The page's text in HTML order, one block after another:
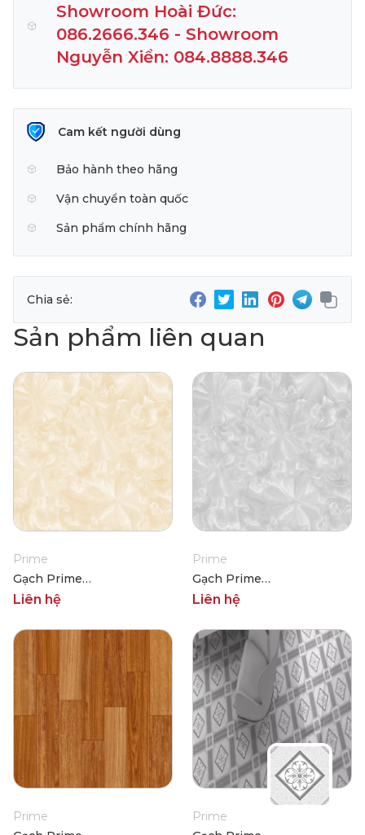
Showroom Hoài Đức:
086.2666.346 - Showroom
Nguyễn Xiển: 084.8888.346
Cam kết người dùng
Bảo hành theo hãng
Vận chuyển toàn quốc
Sản phẩm chính hãng
Chia sẻ:
Sản phẩm liên quan
Prime
Gạch Prime
01.400400.02326
Liên hệ
Prime
Gạch Prime
01.400400.02328
Liên hệ
Prime
Prime